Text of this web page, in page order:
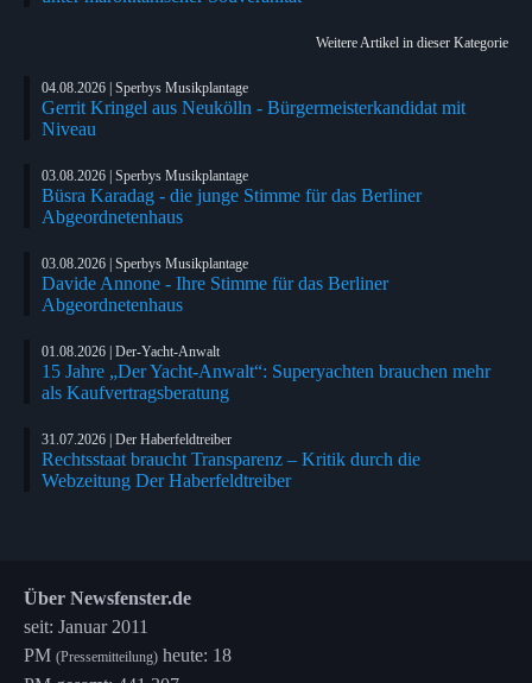
Weitere Artikel in dieser Kategorie
04.08.2026 | Sperbys Musikplantage
Gerrit Kringel aus Neukölln - Bürgermeisterkandidat mit
Niveau
03.08.2026 | Sperbys Musikplantage
Büsra Karadag - die junge Stimme für das Berliner
Abgeordnetenhaus
03.08.2026 | Sperbys Musikplantage
Davide Annone - Ihre Stimme für das Berliner
Abgeordnetenhaus
01.08.2026 | Der-Yacht-Anwalt
15 Jahre „Der Yacht-Anwalt“: Superyachten brauchen mehr
als Kaufvertragsberatung
31.07.2026 | Der Haberfeldtreiber
Rechtsstaat braucht Transparenz – Kritik durch die
Webzeitung Der Haberfeldtreiber
Über Newsfenster.de
seit: Januar 2011
PM (Pressemitteilung) heute: 18